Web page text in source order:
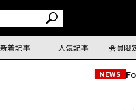
新着記事 人気記事 会員限
NEWS